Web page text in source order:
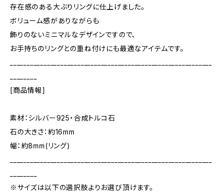
存在感のある大ぶりリングに仕上げました。
ボリューム感がありながらも
飾りのないミニマルなデザインですので、
お手持ちのリングとの重ね付けにも最適なアイテムです。
[商品情報]
素材：シルバー925・合成トルコ石
石の大きさ：約16mm
幅：約8mm(リング)
※サイズは以下の選択肢よりお選び頂けます。